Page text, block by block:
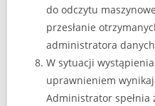
do odczytu
przesłanie
administratora
W sytuacji
uprawnieniem
Administrator spełnia